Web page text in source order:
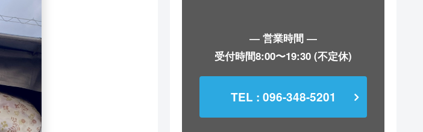
― 営業時間 ―
受付時間8:00〜19:30 (不定休)
TEL : 096-348-5201